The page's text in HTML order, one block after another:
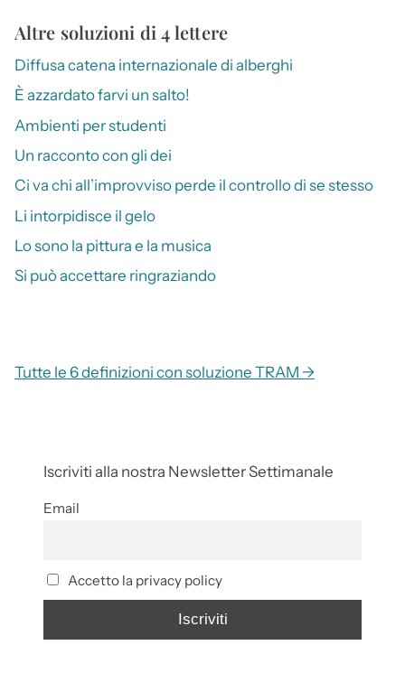
Altre soluzioni di 4 lettere
Diffusa catena internazionale di alberghi
È azzardato farvi un salto!
Ambienti per studenti
Un racconto con gli dei
Ci va chi all’improvviso perde il controllo di se stesso
Li intorpidisce il gelo
Lo sono la pittura e la musica
Si può accettare ringraziando
Tutte le 6 definizioni con soluzione TRAM →
Iscriviti alla nostra Newsletter Settimanale
Email
Accetto la privacy policy